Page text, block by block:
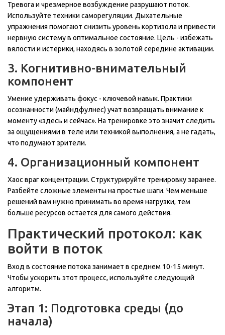
Тревога и чрезмерное возбуждение разрушают поток.
Используйте техники саморегуляции. Дыхательные
упражнения помогают снизить уровень кортизола и привести
нервную систему в оптимальное состояние. Цель - избежать
вялости и истерики, находясь в золотой середине активации.
3. Когнитивно-внимательный
компонент
Умение удерживать фокус - ключевой навык. Практики
осознанности (майндфулнес) учат возвращать внимание к
моменту «здесь и сейчас». На тренировке это значит следить
за ощущениями в теле или техникой выполнения, а не гадать,
что подумают зрители.
4. Организационный компонент
Хаос враг концентрации. Структурируйте тренировку заранее.
Разбейте сложные элементы на простые шаги. Чем меньше
решений вам нужно принимать во время нагрузки, тем
больше ресурсов остается для самого действия.
Практический протокол: как
войти в поток
Вход в состояние потока занимает в среднем 10-15 минут.
Чтобы ускорить этот процесс, используйте следующий
алгоритм.
Этап 1: Подготовка среды (до
начала)